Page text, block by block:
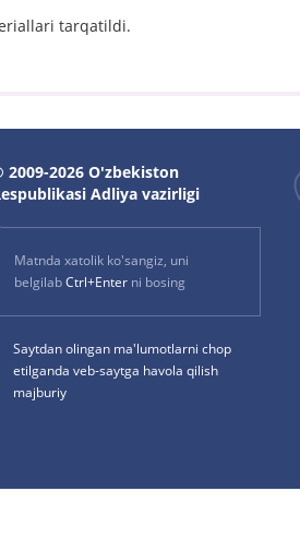
tarqatildi.
2009-2026 O'zbekiston
Adliya vazirligi
Matnda xatolik ko'sangiz, uni
belgilabCtrl+Enterni bosing
Saytdan olingan ma'lumotlarni chop
etilganda veb-saytga havola qilish
majburiy